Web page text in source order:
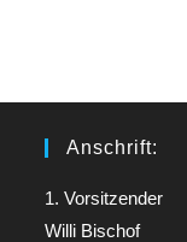
Anschrift:
1. Vorsitzender
Willi Bischof